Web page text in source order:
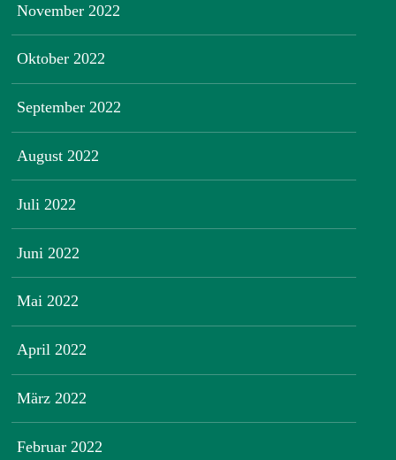
November 2022
Oktober 2022
September 2022
August 2022
Juli 2022
Juni 2022
Mai 2022
April 2022
März 2022
Februar 2022